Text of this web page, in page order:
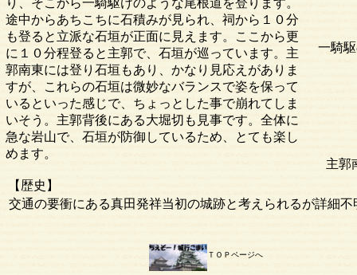
り、そこから一騎駆けのような尾根道を登ります。
途中からあちこちに石積みが見られ、祠から１０分
も登ると立派な石垣が正面に見えます。ここから更
に１０分程登ると主郭で、石垣が巡っています。主
郭南東には登り石垣もあり、かなり見応えがありま
すが、これらの石垣は微妙なバランスで姿を保って
いるといった感じで、ちょっとした事で崩れてしま
いそう。主郭背後にある大堀切も見事です。全体に
急な岩山で、石垣が防御しているため、とても楽し
めます。
ＴＯＰページへ
一騎
【歴史】
交通の要衝にある真田発祥当初の城跡と考えられるが詳細不
主郭